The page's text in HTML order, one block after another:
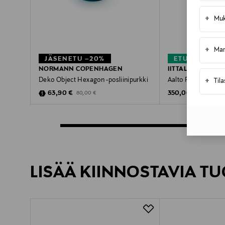
+
+
+
JÄSENETU –20%
NORMANN COPENHAGEN
Deko Object Hexagon -posliinipurkki
Discounted Price
63,90 € Original Price
80,00 €
IITTALA
Aalto Flower -
Original Price
350,00 €
LISÄÄ KIINNOSTAVIA